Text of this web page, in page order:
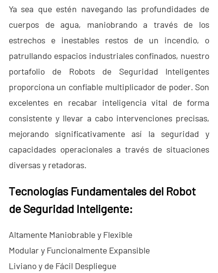
- - - ND-BD008 Jammer Direccional Anti-Dron de Banda
Completa
- - - ND-BD018 Jammer Direccional Anti-Dron de Banda
Completa
- - Cámara Anti-Dron
- - - ND-BC011 Cámara de Rastreo Anti-Dron
- - - ND-BR019 Detector RF Portátil Anti-Dron
- - Sistema de Suplantación de GPS
Ya sea que estén navegando las profundidades de
cuerpos de agua, maniobrando a través de los
estrechos e inestables restos de un incendio, o
patrullando espacios industriales confinados, nuestro
portafolio de Robots de Seguridad Inteligentes
proporciona un confiable multiplicador de poder. Son
excelentes en recabar inteligencia vital de forma
consistente y llevar a cabo intervenciones precisas,
mejorando significativamente así la seguridad y
capacidades operacionales a través de situaciones
diversas y retadoras.
Tecnologías Fundamentales del Robot
de Seguridad Inteligente:
Altamente Maniobrable y Flexible
Modular y Funcionalmente Expansible
Liviano y de Fácil Despliegue